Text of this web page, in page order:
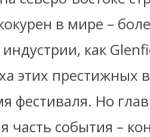
в мире –
как
этих престижных
фестиваля. Но
часть события –